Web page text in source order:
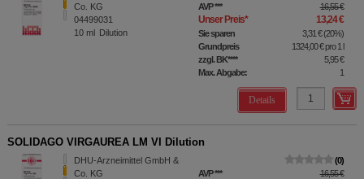
Co. KG
04499031
10 ml Dilution
AVP*** 16,55 €
Unser Preis* 13,24 €
Sie sparen 3,31 €(20%)
Grundpreis
1324,00 €pro 1 l
zzgl. BK****
5,95 €
Max. Abgabe:
1
Details
SOLIDAGO VIRGAUREA LM VI Dilution
DHU-Arzneimittel GmbH &
Co. KG
0
AVP*** 16,55 €